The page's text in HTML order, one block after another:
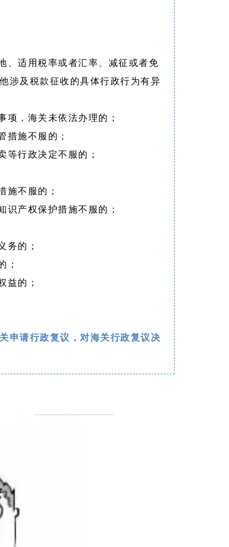
、适用税率或者汇率、减征或者免
涉及税款征收的具体行政行为有异
项，海关未依法办理的；
措施不服的；
等行政决定不服的；
施不服的；
识产权保护措施不服的；
务的；
；
益的；
申请行政复议，对海关行政复议 决